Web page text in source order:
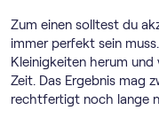
Zum einen solltest du
immer perfekt sein
Kleinigkeiten herum
Zeit. Das Ergebnis mag
rechtfertigt noch lange